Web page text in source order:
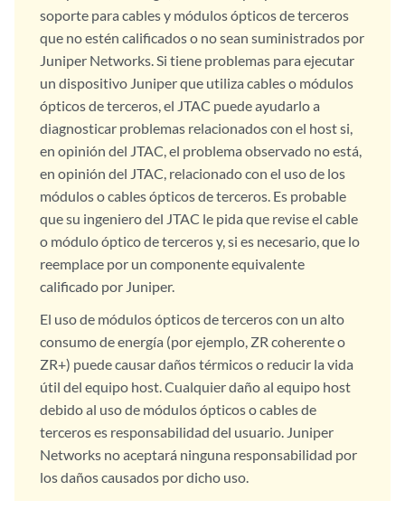
soporte para cables y módulos ópticos de terceros
que no estén calificados o no sean suministrados por
Juniper Networks. Si tiene problemas para ejecutar
un dispositivo Juniper que utiliza cables o módulos
ópticos de terceros, el JTAC puede ayudarlo a
diagnosticar problemas relacionados con el host si,
en opinión del JTAC, el problema observado no está,
en opinión del JTAC, relacionado con el uso de los
módulos o cables ópticos de terceros. Es probable
que su ingeniero del JTAC le pida que revise el cable
o módulo óptico de terceros y, si es necesario, que lo
reemplace por un componente equivalente
calificado por Juniper.
El uso de módulos ópticos de terceros con un alto
consumo de energía (por ejemplo, ZR coherente o
ZR+) puede causar daños térmicos o reducir la vida
útil del equipo host. Cualquier daño al equipo host
debido al uso de módulos ópticos o cables de
terceros es responsabilidad del usuario. Juniper
Networks no aceptará ninguna responsabilidad por
los daños causados por dicho uso.